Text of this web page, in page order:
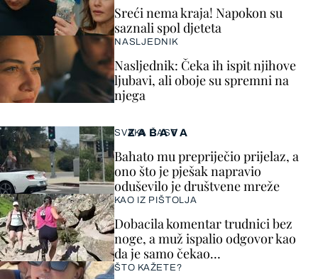
ZABAVA
SVAKA ČAST
Bahato mu prepriječio prijelaz, a
ono što je pješak napravio
oduševilo je društvene mreže
KAO IZ PIŠTOLJA
Dobacila komentar trudnici bez
noge, a muž ispalio odgovor kao
da je samo čekao…
ŠTO KAŽETE?
Sreći nema kraja! Napokon su
saznali spol djeteta
NASLJEDNIK
Nasljednik: Čeka ih ispit njihove
ljubavi, ali oboje su spremni na
njega